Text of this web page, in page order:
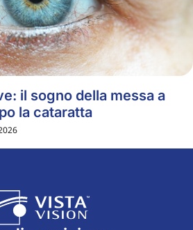
il sogno della messa a
la cataratta